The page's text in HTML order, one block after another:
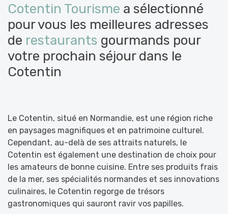
Cotentin Tourisme a sélectionné
pour vous les meilleures adresses
de restaurants gourmands pour
votre prochain séjour dans le
Cotentin
Le Cotentin, situé en Normandie, est une région riche
en paysages magnifiques et en patrimoine culturel.
Cependant, au-delà de ses attraits naturels, le
Cotentin est également une destination de choix pour
les amateurs de bonne cuisine. Entre ses produits frais
de la mer, ses spécialités normandes et ses innovations
culinaires, le Cotentin regorge de trésors
gastronomiques qui sauront ravir vos papilles.